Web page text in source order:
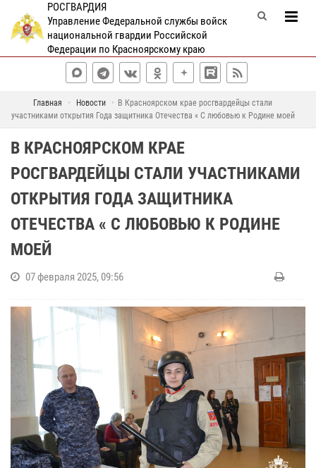
РОСГВАРДИЯ
Управление Федеральной службы войск
национальной гвардии Российской
Федерации по Красноярскому краю
Главная Новости
В Красноярском крае росгвардейцы стали
участниками открытия Года защитника Отечества « С любовью к Родине моей
В КРАСНОЯРСКОМ КРАЕ
РОСГВАРДЕЙЦЫ СТАЛИ УЧАСТНИКАМИ
ОТКРЫТИЯ ГОДА ЗАЩИТНИКА
ОТЕЧЕСТВА « С ЛЮБОВЬЮ К РОДИНЕ
МОЕЙ
07 февраля 2025, 09:56